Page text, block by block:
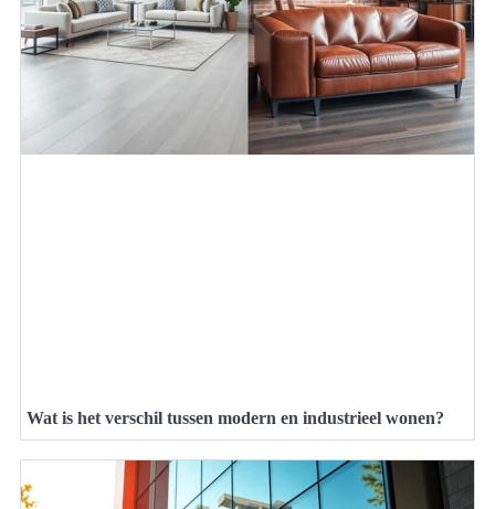
Wat is het verschil tussen modern en industrieel wonen?